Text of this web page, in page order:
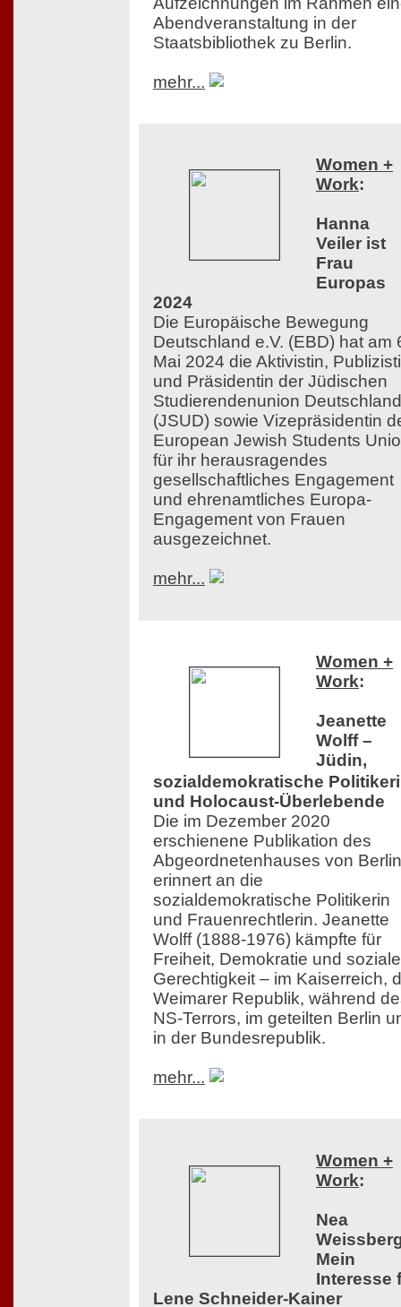
Abendveranstaltung in der
Staatsbibliothek zu Berlin.
mehr...
Women +
Work:
Hanna
Veiler ist
Frau
Europas
2024
Die Europäische Bewegung
Deutschland e.V. (EBD) hat am
Mai 2024 die Aktivistin,
und Präsidentin der Jüdischen
Studierendenunion
(JSUD) sowie Vizepräsidentin
European Jewish Students
für ihr herausragendes
gesellschaftliches Engagement
und ehrenamtliches Europa-
Engagement von Frauen
ausgezeichnet.
mehr...
Women +
Work:
Jeanette
Wolff –
Jüdin,
sozialdemokratische
und Holocaust-Überlebende
Die im Dezember 2020
erschienene Publikation des
Abgeordnetenhauses von Berlin
erinnert an die
sozialdemokratische Politikerin
und Frauenrechtlerin. Jeanette
Wolff (1888-1976) kämpfte für
Freiheit, Demokratie und soziale
Gerechtigkeit – im Kaiserreich,
Weimarer Republik, während
NS-Terrors, im geteilten Berlin
in der Bundesrepublik.
mehr...
Women +
Work:
Nea
Mein
Interesse
Lene Schneider-Kainer